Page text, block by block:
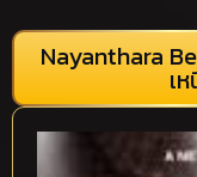
Nayanthara
เ